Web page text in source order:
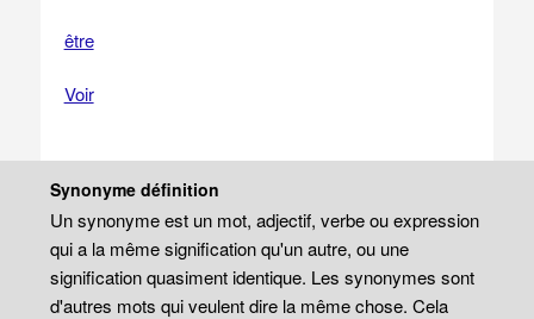
être
Voir
Synonyme définition
Un synonyme est un mot, adjectif, verbe ou expression
qui a la même signification qu'un autre, ou une
signification quasiment identique. Les synonymes sont
d'autres mots qui veulent dire la même chose. Cela